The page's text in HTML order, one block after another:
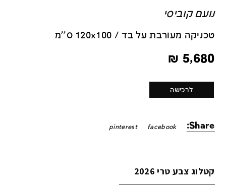
נועם קוביסי
טכניקה מעורבת על בד / 120x100 ס''מ
5,680
₪
לרכישה
Share:
facebook
pinterest
קטלוג צבע טרי 2026